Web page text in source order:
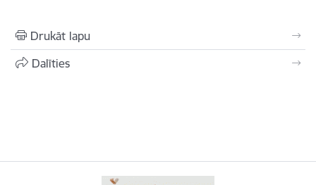
Drukāt lapu
Dalīties